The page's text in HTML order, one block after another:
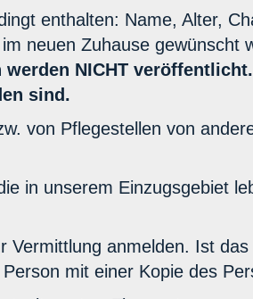
enthalten: Name, Alter,
neuen Zuhause gewünscht
NICHT
sind.
von Pflegestellen von
in unserem Einzugsgebiet
Vermittlung anmelden. Ist
mit einer Kopie des